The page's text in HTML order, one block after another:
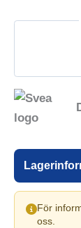
För
oss.